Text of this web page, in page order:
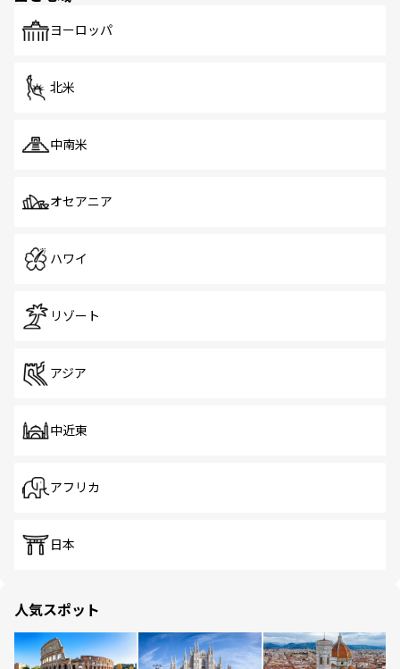
ヨーロッパ
北米
中南米
オセアニア
ハワイ
リゾート
アジア
中近東
アフリカ
日本
人気スポット